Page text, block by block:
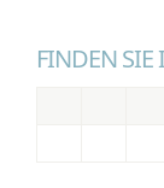
FINDEN SIE